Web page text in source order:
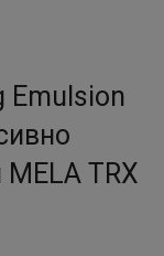
Emulsion
TRX